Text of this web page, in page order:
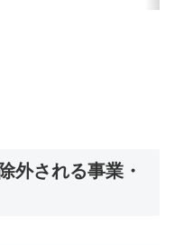
外される事業・